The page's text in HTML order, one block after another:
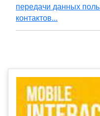
передачи данных
контактов...